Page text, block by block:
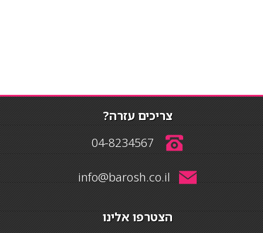
צריכים עזרה?
04-8234567
info@barosh.co.il
הצטרפו אלינו